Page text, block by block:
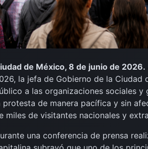
de México, 8 de junio de 2026.
la jefa de Gobierno de la Ciudad
a las organizaciones sociales
protesta de manera pacífica y sin
miles de visitantes nacionales y
una conferencia de prensa